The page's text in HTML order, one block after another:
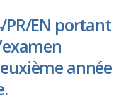
PR/EN portant
année